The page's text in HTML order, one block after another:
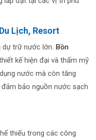
Lịch, Resort
dự trữ nước lớn. Bồn
kế hiện đại và thẩm mỹ
nước mà còn tăng
bảo nguồn nước sạch
thiếu trong các công